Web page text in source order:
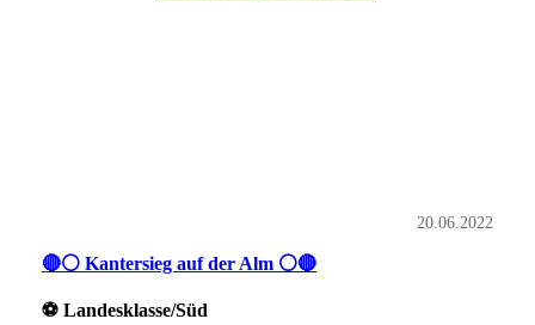
20.06.2022
🔴⚪ Kantersieg auf der Alm ⚪🔴
⚽️ Landesklasse/Süd